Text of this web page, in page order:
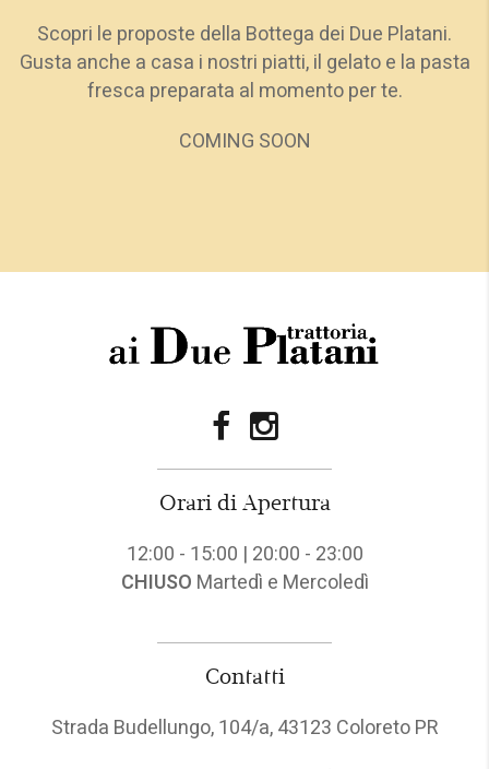
Scopri le proposte della Bottega dei Due Platani.
Gusta anche a casa i nostri piatti, il gelato e la pasta
fresca preparata al momento per te.
COMING SOON
Orari di Apertura
12:00 - 15:00 | 20:00 - 23:00
CHIUSO Martedì e Mercoledì
Contatti
Strada Budellungo, 104/a, 43123 Coloreto PR